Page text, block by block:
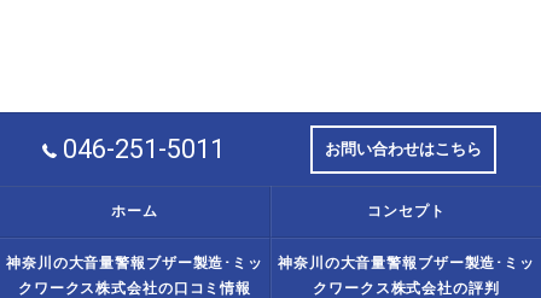
046-251-5011 お問い合わせはこちら
ホーム コンセプト
神奈川の大音量警報ブザー製造･ミッ
クワークス株式会社の口コミ情報
神奈川の大音量警報ブザー製造･ミッ
クワークス株式会社の評判